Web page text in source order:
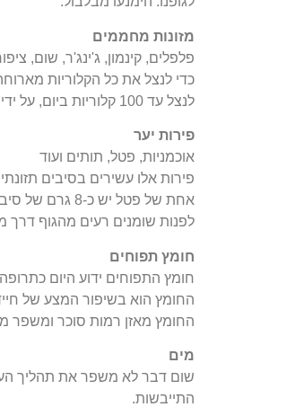
מזונות מחממים
פלפלים, קינמון, ג'ינג'ר, שום,
כדי לנצל את כל הקלוריות
לנצל עד 100 קלוריות ביום, על ידי כך שהם נקשרים לקולטני עצב ושולחים איתותי שריפת שומן למוח.
פירות יער
אוכמניות, פטל, תותים ועוד
פירות אלו עשירים בסיבים
לפנות שומנים רעים מהגוף דרך
חומץ תפוחים
חומץ התפוחים ידוע היום
החומץ הוא בשיפור המצע של
החומץ מאזן רמות סוכר ומשפר
מים
שום דבר לא משפר את תהליך
התייבשות.